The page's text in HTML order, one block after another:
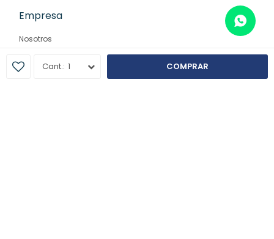
1 COMPRAR
Empresa
Nosotros